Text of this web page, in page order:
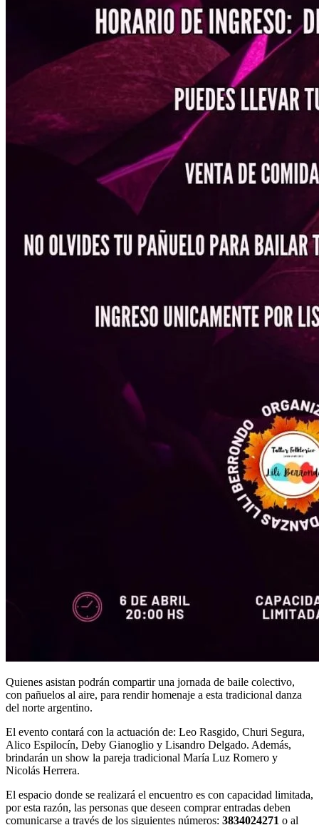
Quienes asistan podrán compartir una jornada de baile colectivo,
con pañuelos al aire, para rendir homenaje a esta tradicional danza
del norte argentino.
El evento contará con la actuación de: Leo Rasgido, Churi Segura,
Alico Espilocín, Deby Gianoglio y Lisandro Delgado. Además,
brindarán un show la pareja tradicional María Luz Romero y
Nicolás Herrera.
El espacio donde se realizará el encuentro es con capacidad limitada,
por esta razón, las personas que deseen comprar entradas deben
comunicarse a través de los siguientes números: 3834024271 o al